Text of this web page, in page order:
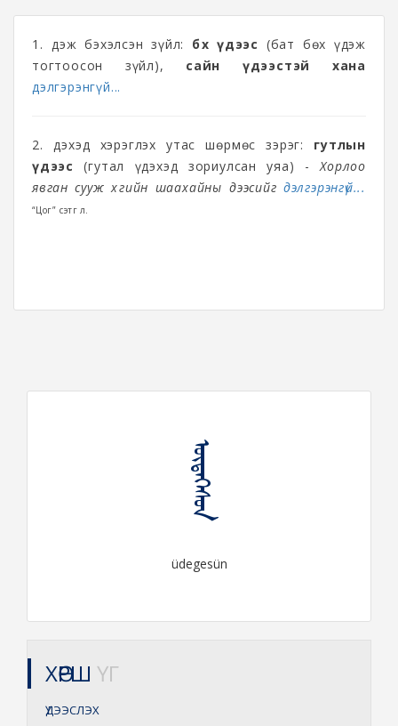
1. Үдэж бэхэлсэн зүйл: бөх үдээс (бат бөх үдэж
тогтоосон зүйл), сайн үдээстэй хана
дэлгэрэнгүй...
2. Үдэхэд хэрэглэх утас шөрмөс зэрэг:
гутлын
үдээс
(гутал үдэхэд зориулсан уяа) -Хорлоо
явган сууж хүүгийн шаахайны үдээсийг дэлгэрэнгүй...
“Цог” сэтгүүл.
ᠦᠳᠡᠭᠡᠰᠥᠨ
üdegesün
ХӨРШ ҮГ
ҮДЭЭСЛЭХ